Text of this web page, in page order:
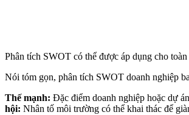
Phân tích SWOT có thể được áp dụng cho
Nói tóm gọn, phân tích SWOT doanh nghiệp
Thế mạnh: Đặc điểm doanh nghiệp hoặc dự
hội: Nhân tố môi trường có thể khai thác để